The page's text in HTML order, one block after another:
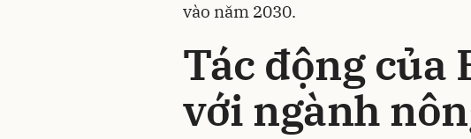
vào năm 2030.
Tác động của
với ngành